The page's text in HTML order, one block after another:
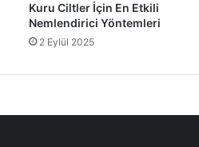
Kuru Ciltler İçin En Etkili
Nemlendirici Yöntemleri
2 Eylül 2025